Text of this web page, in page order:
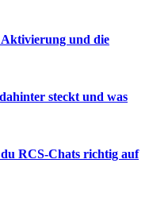
Aktivierung und die
steckt und was
RCS-Chats richtig auf